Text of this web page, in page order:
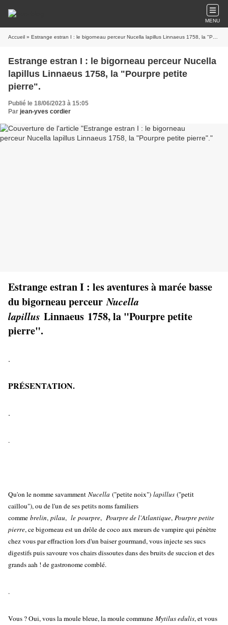
MENU
Accueil » Estrange estran I : le bigorneau perceur Nucella lapillus Linnaeus 1758, la "Pourpre petite pierre".
Estrange estran I : le bigorneau perceur Nucella
lapillus Linnaeus 1758, la "Pourpre petite
pierre".
Publié le 18/06/2023 à 15:05
Par jean-yves cordier
Estrange estran I : les aventures à marée basse
du bigorneau perceurNucella
lapillus Linnaeus 1758, la "Pourpre petite
pierre".
.
PRÉSENTATION.
.
.
Qu'on le nomme savamment Nucella ("petite noix") lapillus ("petit
caillou"), ou de l'un de ses petits noms familiers
comme brelin, pilau, le pourpre, Pourpre de l'Atlantique, Pourpre petite
pierre, ce bigorneau est un drôle de coco aux mœurs de vampire qui pénètre
chez vous par effraction lors d'un baiser gourmand, vous injecte ses sucs
digestifs puis savoure vos chairs dissoutes dans des bruits de succion et des
grands aah ! de gastronome comblé.
.
Vous ? Oui, vous la moule bleue, la moule commune Mytilus edulis, et vous